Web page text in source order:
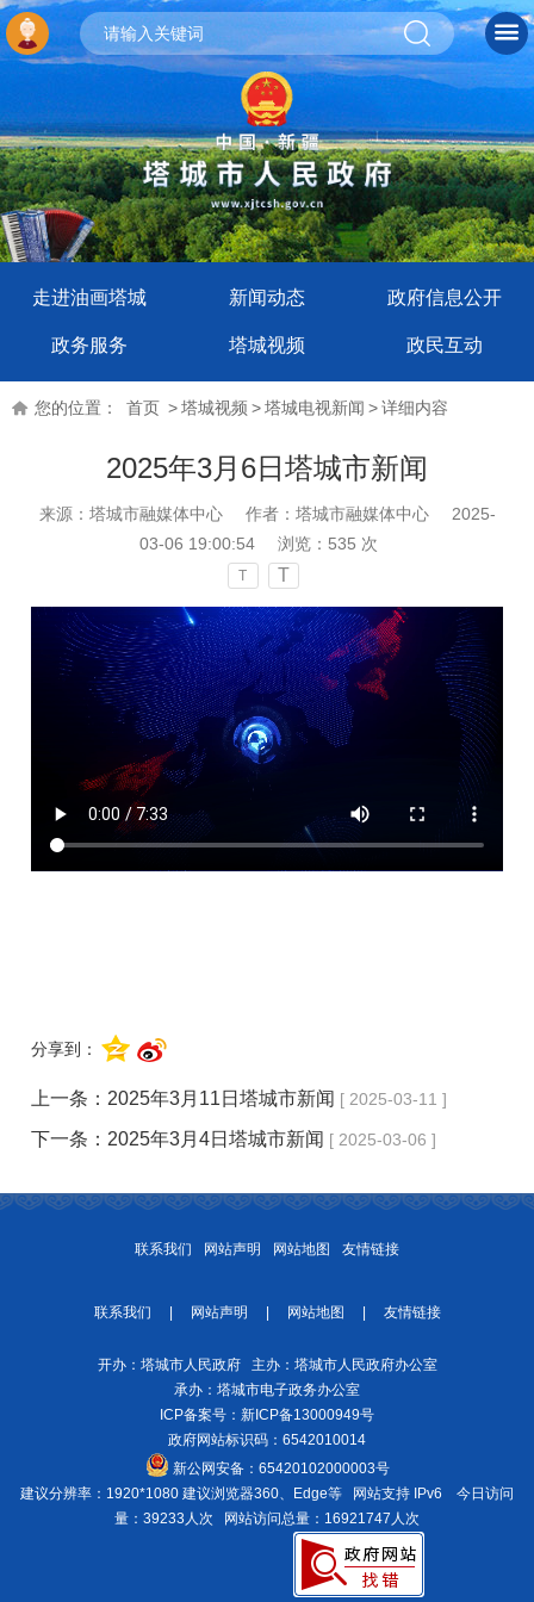
走进油画塔城 新闻动态 政府信息公开
政务服务 塔城视频 政民互动
您的位置： 首页 >塔城视频 >塔城电视新闻 >详细内容
2025年3月6日塔城市新闻
来源：塔城市融媒体中心 作者：塔城市融媒体中心
2025-
03-06 19:00:54
浏览： 535 次
T T
分享到：
上一条： 2025年3月11日塔城市新闻 [ 2025-03-11 ]
下一条： 2025年3月4日塔城市新闻 [ 2025-03-06 ]
联系我们 网站声明 网站地图 友情链接
联系我们 网站声明 网站地图 友情链接
开办：塔城市人民政府 主办：塔城市人民政府办公室
承办：塔城市电子政务办公室
ICP备案号： 新ICP备13000949号
政府网站标识码：6542010014
新公网安备： 65420102000003号
建议分辨率：1920*1080 建议浏览器360、Edge等 网站支持 IPv6
今日访问
量：39233人次
网站访问总量：16921747人次